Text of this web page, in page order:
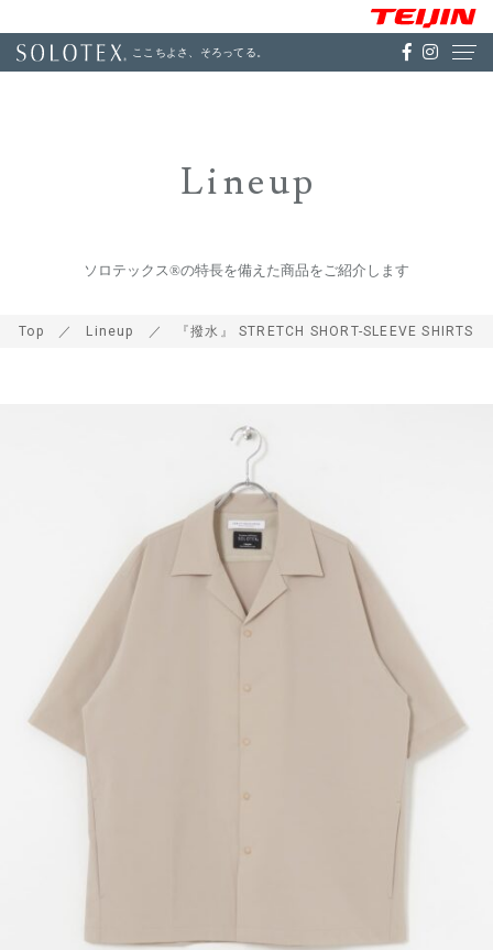
ここちよさ、そろってる。
Lineup
ソロテックス®の特長を備えた商品をご紹介します
Top Lineup 『撥水』 STRETCH SHORT-SLEEVE SHIRTS